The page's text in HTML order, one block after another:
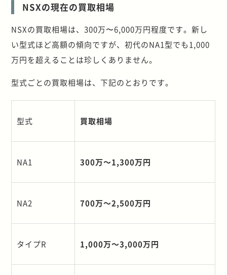
NSXの現在の買取相場
NSXの買取相場は、300万〜6,000万円程度です。新し
い型式ほど高額の傾向ですが、初代のNA1型でも1,000
万円を超えることは珍しくありません。
型式ごとの買取相場は、下記のとおりです。
型式 買取相場
NA1 300万～1,300万円
NA2 700万～2,500万円
タイプR 1,000万～3,000万円